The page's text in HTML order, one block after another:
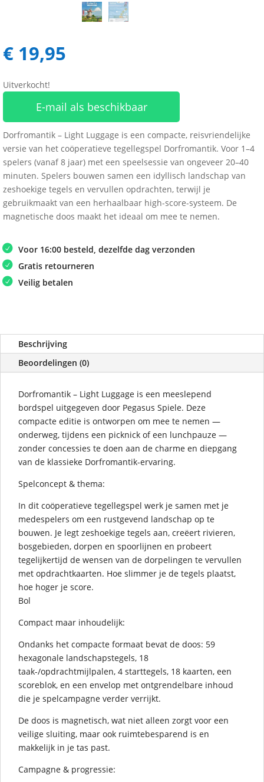
€ 19,95
Uitverkocht!
E-mail als beschikbaar
Dorfromantik – Light Luggage is een compacte, reisvriendelijke
versie van het coöperatieve tegellegspel Dorfromantik. Voor 1–4
spelers (vanaf 8 jaar) met een speelsessie van ongeveer 20–40
minuten. Spelers bouwen samen een idyllisch landschap van
zeshoekige tegels en vervullen opdrachten, terwijl je
gebruikmaakt van een herhaalbaar high-score-systeem. De
magnetische doos maakt het ideaal om mee te nemen.
Voor 16:00 besteld, dezelfde dag verzonden
Gratis retourneren
Veilig betalen
Beschrijving
Beoordelingen (0)
Dorfromantik – Light Luggage is een meeslepend
bordspel uitgegeven door Pegasus Spiele. Deze
compacte editie is ontworpen om mee te nemen —
onderweg, tijdens een picknick of een lunchpauze —
zonder concessies te doen aan de charme en diepgang
van de klassieke Dorfromantik-ervaring.
Spelconcept & thema:
In dit coöperatieve tegellegspel werk je samen met je
medespelers om een rustgevend landschap op te
bouwen. Je legt zeshoekige tegels aan, creëert rivieren,
bosgebieden, dorpen en spoorlijnen en probeert
tegelijkertijd de wensen van de dorpelingen te vervullen
met opdrachtkaarten. Hoe slimmer je de tegels plaatst,
hoe hoger je score.
Bol
Compact maar inhoudelijk:
Ondanks het compacte formaat bevat de doos: 59
hexagonale landschapstegels, 18
taak-/opdrachtmijlpalen, 4 starttegels, 18 kaarten, een
scoreblok, en een envelop met ontgrendelbare inhoud
die je spelcampagne verder verrijkt.
De doos is magnetisch, wat niet alleen zorgt voor een
veilige sluiting, maar ook ruimtebesparend is en
makkelijk in je tas past.
Campagne & progressie: